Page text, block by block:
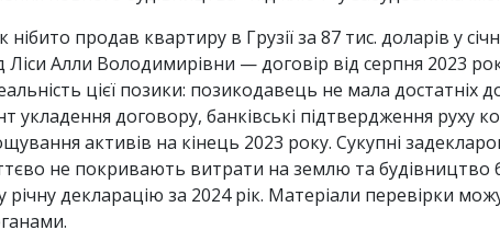
продав квартиру в Грузії за 87 тис. доларів у
Алли Володимирівни — договір від серпня 2023
цієї позики: позикодавець не мала достатніх
укладення договору, банківські підтвердження руху
активів на кінець 2023 року. Сукупні
не покривають витрати на землю та будівництво
декларацію за 2024 рік. Матеріали перевірки